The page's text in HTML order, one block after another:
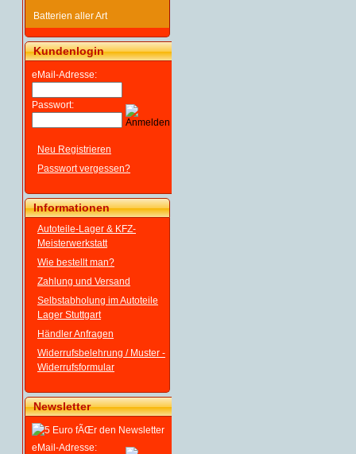
Batterien aller Art
Kundenlogin
eMail-Adresse:
Passwort:
Neu Registrieren
Passwort vergessen?
Informationen
Autoteile-Lager & KFZ-
Meisterwerkstatt
Wie bestellt man?
Zahlung und Versand
Selbstabholung im Autoteile
Lager Stuttgart
Händler Anfragen
Widerrufsbelehrung / Muster -
Widerrufsformular
Newsletter
eMail-Adresse: